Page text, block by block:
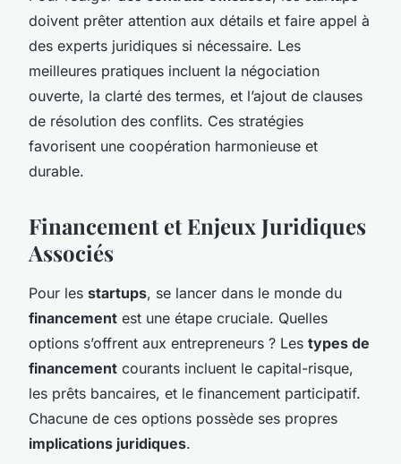
doivent prêter attention aux détails et faire appel à
des experts juridiques si nécessaire. Les
meilleures pratiques incluent la négociation
ouverte, la clarté des termes, et l’ajout de clauses
de résolution des conflits. Ces stratégies
favorisent une coopération harmonieuse et
durable.
Financement et Enjeux Juridiques
Associés
Pour les startups, se lancer dans le monde du
financement est une étape cruciale. Quelles
options s’offrent aux entrepreneurs ? Les types de
financement courants incluent le capital-risque,
les prêts bancaires, et le financement participatif.
Chacune de ces options possède ses propres
implications juridiques.